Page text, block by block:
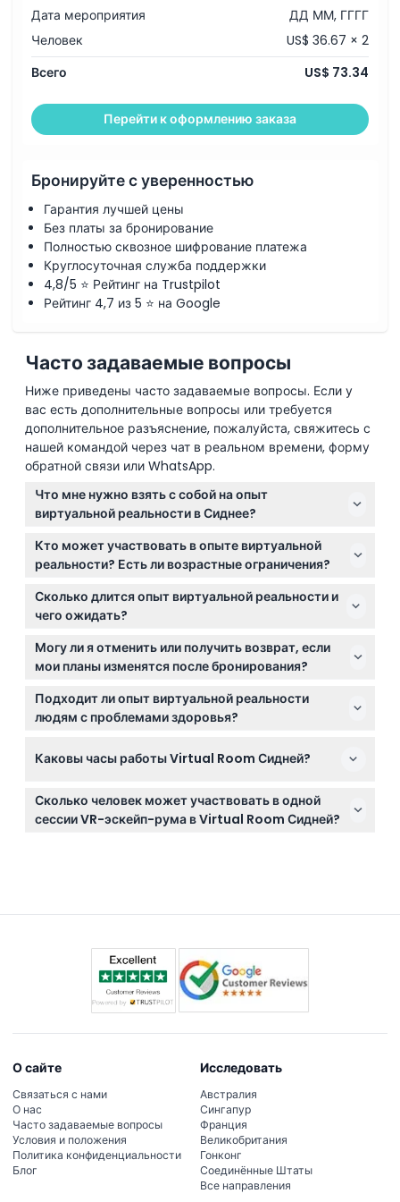
Политика в отношении детей и взрослых
Исключения
Не подходит для
Вещи, которые нужно знать
Местоположение
Как воспользоваться
Политика отмены
Дата мероприятия
ДД ММ, ГГГГ
Человек
US$ 36.67 × 2
Всего
US$ 73.34
Перейти к оформлению заказа
Бронируйте с уверенностью
Гарантия лучшей цены
Без платы за бронирование
Полностью сквозное шифрование платежа
Круглосуточная служба поддержки
4,8/5 ⭐ Рейтинг на Trustpilot
Рейтинг 4,7 из 5 ⭐ на Google
Часто задаваемые вопросы
Ниже приведены часто задаваемые вопросы. Если у
вас есть дополнительные вопросы или требуется
дополнительное разъяснение, пожалуйста, свяжитесь с
нашей командой через чат в реальном времени, форму
обратной связи или WhatsApp.
Что мне нужно взять с собой на опыт
виртуальной реальности в Сиднее?
Просто возьмите себя и ваше чувство приключения!
Рекомендуется удобная одежда, так как вы будете
двигаться, и не забудьте забронировать билет
онлайн через этот сайт, чтобы гарантировать себе
место.
Кто может участвовать в опыте виртуальной
реальности? Есть ли возрастные ограничения?
Участникам должно быть не менее 10 лет, в
некоторых игровых главах требуются более
старшие игроки, например, 12 или 14+. Дети от 8 лет
и старше могут участвовать под присмотром
взрослых в определённых играх.
Сколько длится опыт виртуальной реальности и
чего ожидать?
Каждое приключение в VR-эскейп-руме длится
около 45 минут, где вы и ваша команда решаете
головоломки в захватывающих 3D виртуальных
мирах. Также вас ждут забавные фото во время
игры и после неё.
Могу ли я отменить или получить возврат, если
мои планы изменятся после бронирования?
К сожалению, билеты не подлежат возврату и
отмене, поэтому убедитесь, что ваши планы
окончательны перед бронированием желаемой
даты и времени на этом сайте.
Подходит ли опыт виртуальной реальности
людям с проблемами здоровья?
медицинскими состояниями, такими как высокое
опасения, лучше тщательно оценить своё состояние
здоровья перед бронированием.
Каковы часы работы Virtual Room Сидней?
Virtual Room Сидней работает каждый день с 10:00
до 22:00, так что вы можете выбрать удобное
время во время онлайн-бронирования на этом
Сколько человек может участвовать в одной
сессии VR-эскейп-рума в Virtual Room Сидней?
одновременно.
О сайте
Связаться с нами
О нас
Часто задаваемые вопросы
Условия и положения
Политика конфиденциальности
Блог
Исследовать
Австралия
Сингапур
Франция
Великобритания
Гонконг
Соединённые Штаты
Все направления